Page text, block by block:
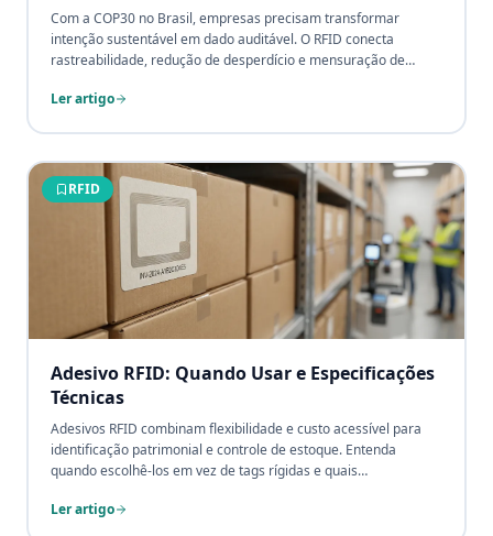
Com a COP30 no Brasil, empresas precisam transformar
intenção sustentável em dado auditável. O RFID conecta
rastreabilidade, redução de desperdício e mensuração de
diligence de investidores ESG e relatórios GRI.
Ler artigo
RFID
Adesivo RFID: Quando Usar e Especificações
Técnicas
Adesivos RFID combinam flexibilidade e custo acessível para
identificação patrimonial e controle de estoque. Entenda
quando escolhê-los em vez de tags rígidas e quais
aplicação.
Ler artigo